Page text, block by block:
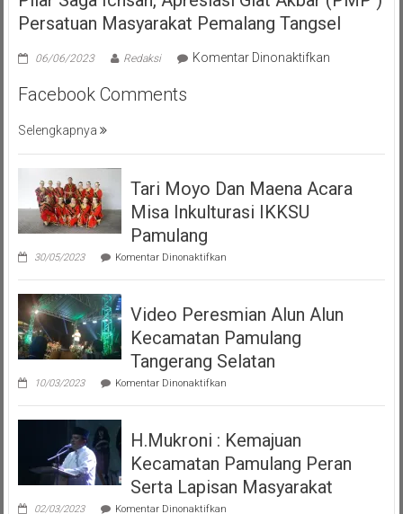
Persatuan Masyarakat Pemalang Tangsel
06/06/2023 Redaksi Komentar Dinonaktifkanpada
Giat
(PMP
Tangsel
Facebook Comments
Selengkapnya
Tari Moyo Dan Maena Acara
Misa Inkulturasi IKKSU
Pamulang
30/05/2023 Komentar Dinonaktifkanpada
Moyo
Maena
Misa
Inkulturasi
IKKSU
Pamulang
Video Peresmian Alun Alun
Kecamatan Pamulang
Tangerang Selatan
10/03/2023 Komentar Dinonaktifkanpada
Peresmian
Alun
Kecamatan
Pamulang
Tangerang
Selatan
H.Mukroni : Kemajuan
Kecamatan Pamulang Peran
Serta Lapisan Masyarakat
02/03/2023 Komentar Dinonaktifkanpada